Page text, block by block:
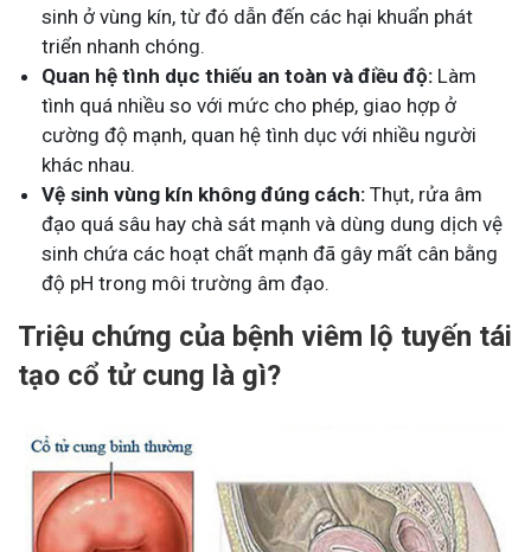
sinh ở vùng kín, từ đó dẫn đến các hại khuẩn phát
triển nhanh chóng.
Quan hệ tình dục thiếu an toàn và điều độ: Làm
tình quá nhiều so với mức cho phép, giao hợp ở
cường độ mạnh, quan hệ tình dục với nhiều người
khác nhau.
Vệ sinh vùng kín không đúng cách: Thụt, rửa âm
đạo quá sâu hay chà sát mạnh và dùng dung dịch vệ
sinh chứa các hoạt chất mạnh đã gây mất cân bằng
độ pH trong môi trường âm đạo.
Triệu chứng của bệnh viêm lộ tuyến tái
tạo cổ tử cung là gì?